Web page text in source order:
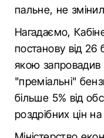
пальне, не
Нагадаємо,
постанову від
якою
"преміальні"
більше 5% від
роздрібних цін